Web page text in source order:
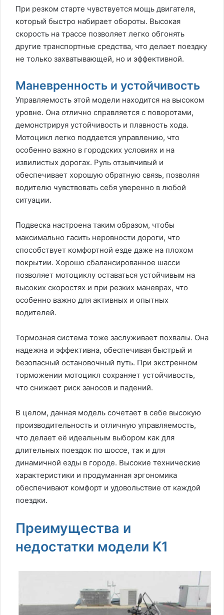
При резком старте чувствуется мощь двигателя,
который быстро набирает обороты. Высокая
скорость на трассе позволяет легко обгонять
другие транспортные средства, что делает поездку
не только захватывающей, но и эффективной.
Маневренность и устойчивость
Управляемость этой модели находится на высоком
уровне. Она отлично справляется с поворотами,
демонстрируя устойчивость и плавность хода.
Мотоцикл легко поддается управлению, что
особенно важно в городских условиях и на
извилистых дорогах. Руль отзывчивый и
обеспечивает хорошую обратную связь, позволяя
водителю чувствовать себя уверенно в любой
ситуации.
Подвеска настроена таким образом, чтобы
максимально гасить неровности дороги, что
способствует комфортной езде даже на плохом
покрытии. Хорошо сбалансированное шасси
позволяет мотоциклу оставаться устойчивым на
высоких скоростях и при резких маневрах, что
особенно важно для активных и опытных
водителей.
Тормозная система тоже заслуживает похвалы. Она
надежна и эффективна, обеспечивая быстрый и
безопасный остановочный путь. При экстренном
торможении мотоцикл сохраняет устойчивость,
что снижает риск заносов и падений.
В целом, данная модель сочетает в себе высокую
производительность и отличную управляемость,
что делает её идеальным выбором как для
длительных поездок по шоссе, так и для
динамичной езды в городе. Высокие технические
характеристики и продуманная эргономика
обеспечивают комфорт и удовольствие от каждой
поездки.
Преимущества и
недостатки модели K1